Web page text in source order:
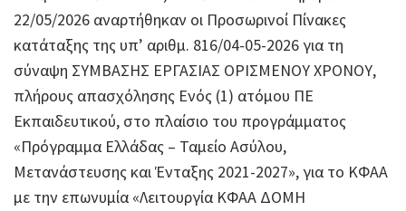
22/05/2026 αναρτήθηκαν οι Προσωρινοί Πίνακες
κατάταξης της υπ’ αριθμ. 816/04-05-2026 για τη
σύναψη ΣΥΜΒΑΣΗΣ ΕΡΓΑΣΙΑΣ ΟΡΙΣΜΕΝΟΥ ΧΡΟΝΟΥ,
πλήρους απασχόλησης Ενός (1) ατόμου ΠΕ
Εκπαιδευτικού, στο πλαίσιο του προγράμματος
«Πρόγραμμα Ελλάδας – Ταμείο Ασύλου,
Μετανάστευσης και Ένταξης 2021-2027», για το ΚΦΑΑ
με την επωνυμία «Λειτουργία ΚΦΑΑ ΔΟΜΗ